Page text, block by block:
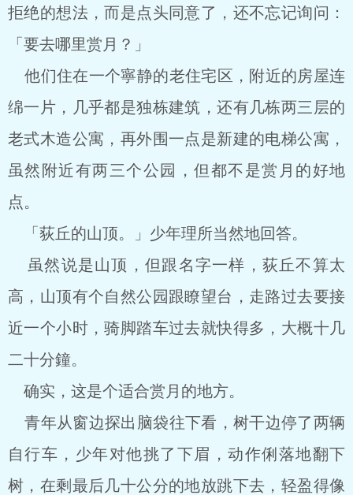
拒绝的想法，而是点头同意了，还不忘记询问：
「要去哪里赏月？」
他们住在一个寧静的老住宅区，附近的房屋连
绵一片，几乎都是独栋建筑，还有几栋两三层的
老式木造公寓，再外围一点是新建的电梯公寓，
虽然附近有两三个公园，但都不是赏月的好地
点。
「荻丘的山顶。」少年理所当然地回答。
虽然说是山顶，但跟名字一样，荻丘不算太
高，山顶有个自然公园跟瞭望台，走路过去要接
近一个小时，骑脚踏车过去就快得多，大概十几
二十分鐘。
确实，这是个适合赏月的地方。
青年从窗边探出脑袋往下看，树干边停了两辆
自行车，少年对他挑了下眉，动作俐落地翻下
树，在剩最后几十公分的地放跳下去，轻盈得像